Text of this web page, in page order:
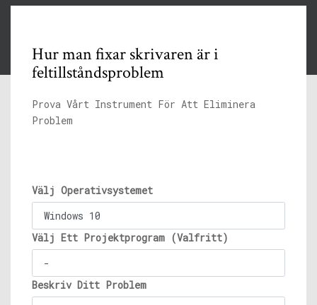
Hur man fixar skrivaren är i
feltillståndsproblem
Prova Vårt Instrument För Att Eliminera
Problem
Välj Operativsystemet
Välj Ett Projektprogram (Valfritt)
Beskriv Ditt Problem